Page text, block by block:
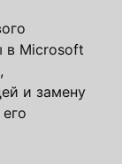
в Microsoft
и замену